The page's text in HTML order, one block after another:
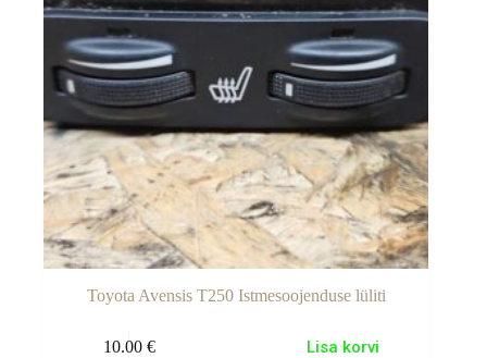
Toyota Avensis T250 Istmesoojenduse lüliti
10.00 € Lisa korvi